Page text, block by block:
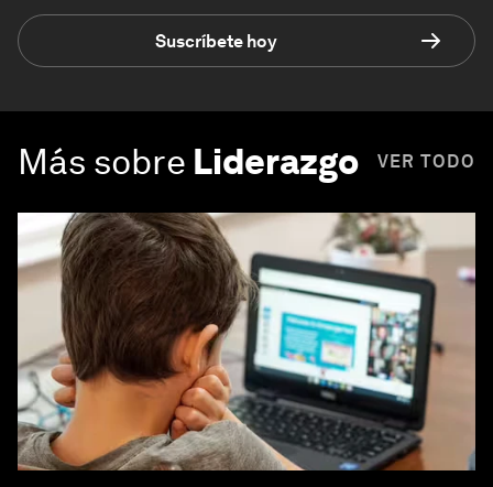
Suscríbete hoy
Más sobre Liderazgo VER TODO